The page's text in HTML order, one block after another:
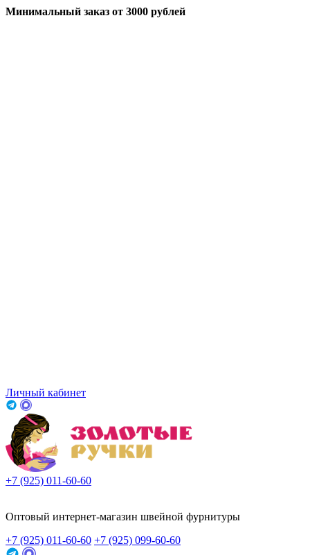
Минимальный заказ от 3000 рублей
Личный кабинет
+7 (925) 011-60-60
Оптовый интернет-магазин швейной фурнитуры
+7 (925) 011-60-60 +7 (925) 099-60-60